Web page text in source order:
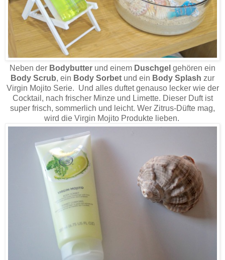
Neben der Bodybutter und einem Duschgel gehören ein
Body Scrub, ein Body Sorbet und ein Body Splash zur
Virgin Mojito Serie. Und alles duftet genauso lecker wie der
Cocktail, nach frischer Minze und Limette. Dieser Duft ist
super frisch, sommerlich und leicht. Wer Zitrus-Düfte mag,
wird die Virgin Mojito Produkte lieben.